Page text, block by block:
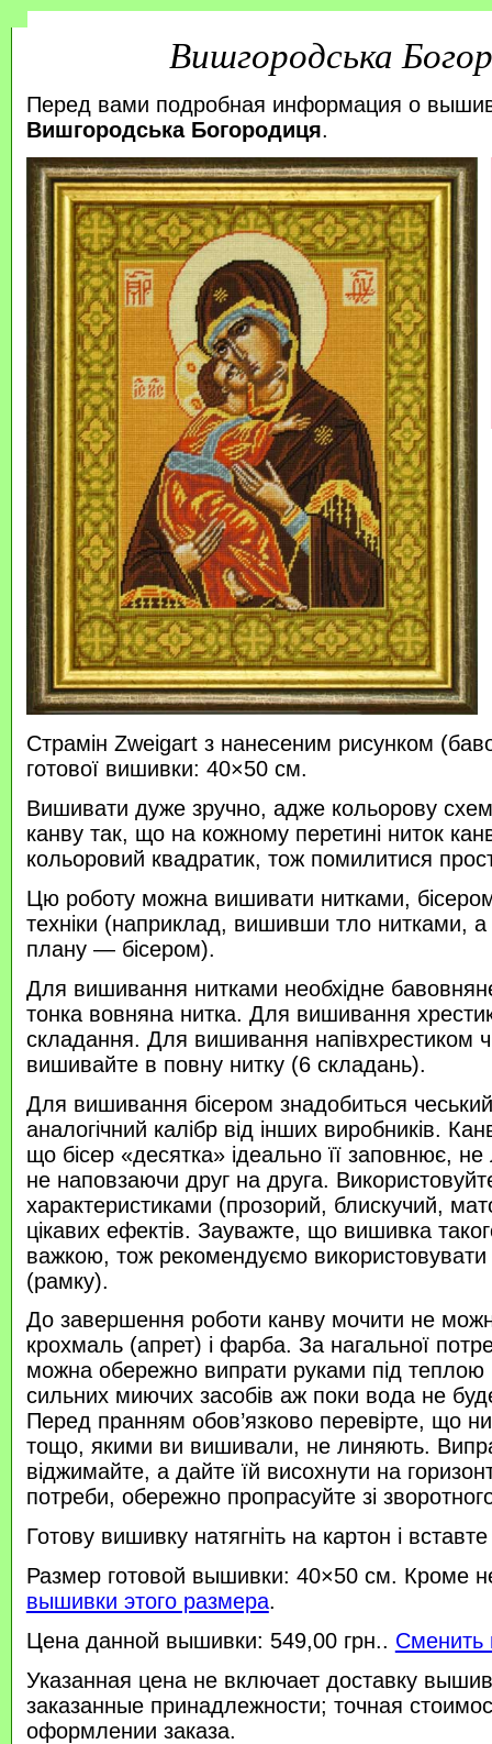
Вишгородська
Перед вами подробная информация о
Вишгородська Богородиця.
Страмін Zweigart з нанесеним рисунком
готової вишивки: 40×50 см.
Вишивати дуже зручно, адже кольорову
канву так, що на кожному перетині ниток
кольоровий квадратик, тож помилитися
Цю роботу можна вишивати нитками, бісером
техніки (наприклад, вишивши тло нитками, а
плану — бісером).
Для вишивання нитками необхідне
тонка вовняна нитка. Для вишивання
складання. Для вишивання напівхрестиком
вишивайте в повну нитку (6 складань).
Для вишивання бісером знадобиться
аналогічний калібр від інших виробників.
що бісер «десятка» ідеально її заповнює,
не наповзаючи друг на друга.
характеристиками (прозорий, блискучий,
цікавих ефектів. Зауважте, що вишивка
важкою, тож рекомендуємо
(рамку).
До завершення роботи канву мочити не
крохмаль (апрет) і фарба. За нагальної
можна обережно випрати руками під
сильних миючих засобів аж поки вода не
Перед пранням обов’язково перевірте, що
тощо, якими ви вишивали, не линяють.
віджимайте, а дайте їй висохнути на
потреби, обережно пропрасуйте зі
Готову вишивку натягніть на картон і
Размер готовой вышивки: 40×50 см. Кроме
вышивки этого размера.
Цена данной вышивки: 549,00 грн.. Сменить
Указанная цена не включает доставку
заказанные принадлежности; точная
оформлении заказа.